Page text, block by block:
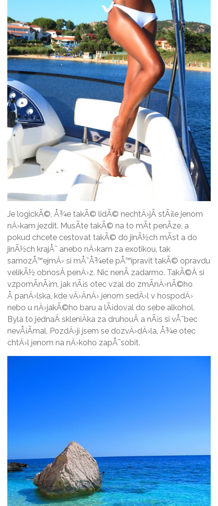
Je logickÃ©, Å¾e takÃ© lidÃ© nechtÄ›jÃ­ stÃ¡le jenom
nÄ›kam jezdit. MusÃ­te takÃ© na to mÃ­t penÃ­ze, a
pokud chcete cestovat takÃ© do jinÃ½ch mÃ­st a do
jinÃ½ch krajÅ¯ anebo nÄ›kam za exotikou, tak
samozÅ™ejmÄ› si mÅ¯Å¾ete pÅ™ipravit takÃ© opravdu
velikÃ½ obnosÂ penÄ›z. Nic nenÃ­ zadarmo. TakÃ©Â si
vzpomÃ­nÃ¡m, jak nÃ¡s otec vzal do zmÃ­nÄ›nÃ©ho
Å panÄ›lska, kde vÄ›ÄnÄ› jenom sedÄ›l v hospodÄ›
nebo u nÄ›jakÃ©ho baru a lÃ¡doval do sebe alkohol.
Byla to jednaÂ skleniÄka za druhouÂ a nÃ¡s si vÅ¯bec
nevÅ¡Ã­mal. PozdÄ›ji jsem se dozvÄ›dÄ›la, Å¾e otec
chtÄ›l jenom na nÄ›koho zapÅ¯sobit.